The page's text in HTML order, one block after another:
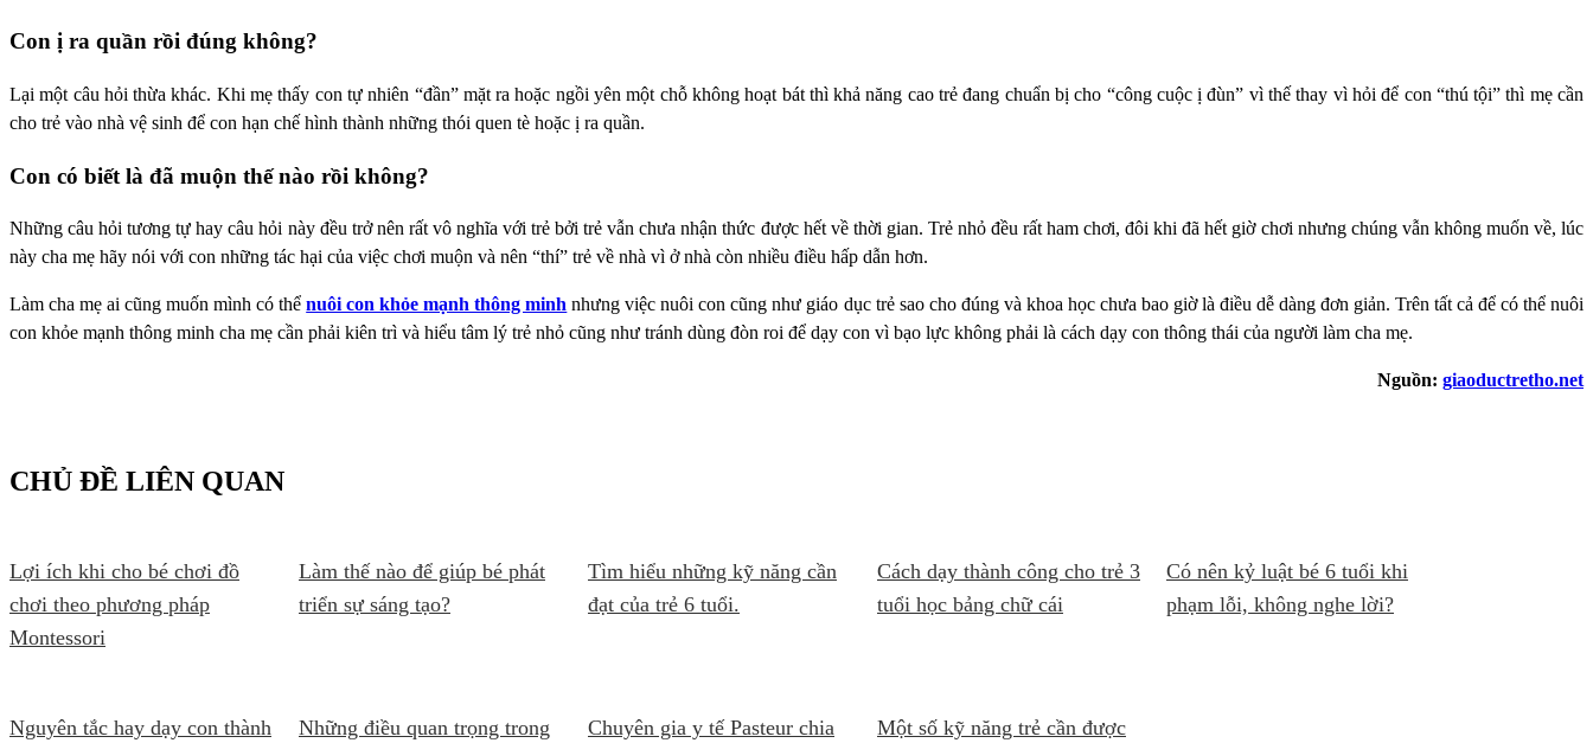
Con ị ra quần rồi đúng không?
Lại một câu hỏi thừa khác. Khi mẹ thấy con tự nhiên “đần” mặt ra hoặc ngồi yên một chỗ không hoạt bát thì khả năng cao trẻ đang chuẩn bị cho “công cuộc ị đùn” vì thế thay vì hỏi để con “thú tội” thì mẹ cần
cho trẻ vào nhà vệ sinh để con hạn chế hình thành những thói quen tè hoặc ị ra quần.
Con có biết là đã muộn thế nào rồi không?
Những câu hỏi tương tự hay câu hỏi này đều trở nên rất vô nghĩa với trẻ bởi trẻ vẫn chưa nhận thức được hết về thời gian. Trẻ nhỏ đều rất ham chơi, đôi khi đã hết giờ chơi nhưng chúng vẫn không muốn về, lúc
này cha mẹ hãy nói với con những tác hại của việc chơi muộn và nên “thí” trẻ về nhà vì ở nhà còn nhiều điều hấp dẫn hơn.
Làm cha mẹ ai cũng muốn mình có thểnuôi con khỏe mạnh thông minh nhưng việc nuôi con cũng như giáo dục trẻ sao cho đúng và khoa học chưa bao giờ là điều dễ dàng đơn giản. Trên tất cả để có thể nuôi
con khỏe mạnh thông minh cha mẹ cần phải kiên trì và hiểu tâm lý trẻ nhỏ cũng như tránh dùng đòn roi để dạy con vì bạo lực không phải là cách dạy con thông thái của người làm cha mẹ.
Nguồn: giaoductretho.net
CHỦ ĐỀ LIÊN QUAN
Lợi ích khi cho bé chơi đồ
chơi theo phương pháp
Montessori
Làm thế nào để giúp bé phát
triển sự sáng tạo?
Tìm hiểu những kỹ năng cần
đạt của trẻ 6 tuổi.
Cách dạy thành công cho trẻ 3
tuổi học bảng chữ cái
Có nên kỷ luật bé 6 tuổi khi
phạm lỗi, không nghe lời?
Nguyên tắc hay dạy con thành
Những điều quan trọng trong
Chuyên gia y tế Pasteur chia
Một số kỹ năng trẻ cần được